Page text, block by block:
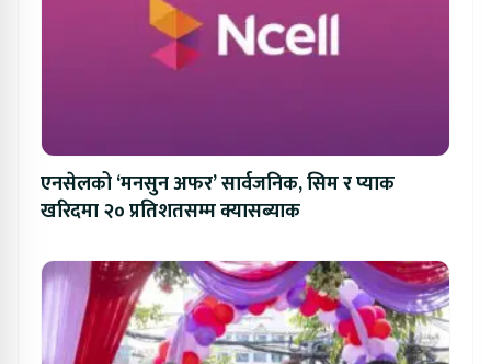
एनसेलको ‘मनसुन अफर’ सार्वजनिक, सिम र प्याक
खरिदमा २० प्रतिशतसम्म क्यासब्याक